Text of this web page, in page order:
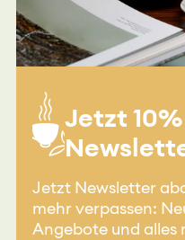
Jetzt
Jetzt Newsletter
mehr verpassen:
Angebote und alles